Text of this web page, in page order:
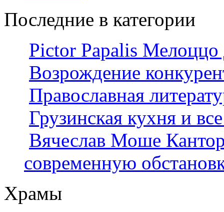
Последние в категории
Pictor Papalis
Возрождение
Православная
Грузинская кухня и
Вячеслав Моше
современную
Храмы